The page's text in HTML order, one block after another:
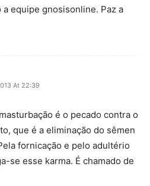
equipe gnosisonline. Paz a
At 22:39
é o pecado contra o
que é a eliminação do sêmen
fornicação e pelo adultério
se esse karma. É chamado de